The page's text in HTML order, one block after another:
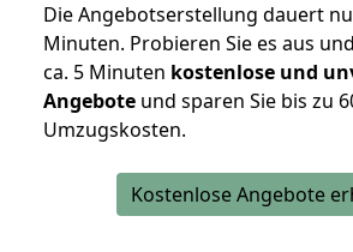
Die Angebotserstellung dauert
Minuten. Probieren Sie es aus
ca. 5 Minuten kostenlose und
Angebote und sparen Sie bis zu
Umzugskosten.
Kostenlose Angebote